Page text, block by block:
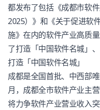
都发布了包括《成都市软
2025）》和《关于促进软
施》在内的软件产业高质
了打造「中国软件名城」
打造「中国软件名城」
成都是全国首批、中西部
月，成都全市软件产业主
将力争软件产业营业收入突